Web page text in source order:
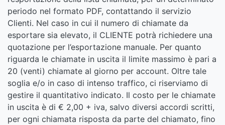
periodo nel formato PDF, contattando il servizio
Clienti. Nel caso in cui il numero di chiamate da
esportare sia elevato, il CLIENTE potrà richiedere una
quotazione per l’esportazione manuale. Per quanto
riguarda le chiamate in uscita il limite massimo è pari a
20 (venti) chiamate al giorno per account. Oltre tale
soglia e/o in caso di intenso traffico, ci riserviamo di
gestire il quantitativo indicato. Il costo per le chiamate
in uscita è di € 2,00 + iva, salvo diversi accordi scritti,
per ogni chiamata risposta da parte del chiamato, fino